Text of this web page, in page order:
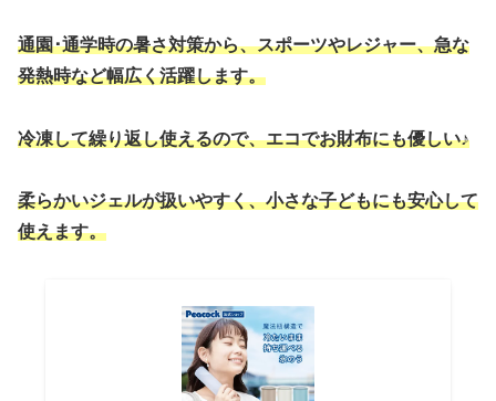
通園･通学時の暑さ対策から、スポーツやレジャー、急な
発熱時など幅広く活躍します。
冷凍して繰り返し使えるので、エコでお財布にも優しい♪
柔らかいジェルが扱いやすく、小さな子どもにも安心して
使えます。